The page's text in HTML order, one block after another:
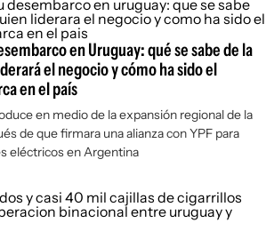
en Uruguay: qué se sabe de la
el negocio y cómo ha sido el
en el país
en medio de la expansión regional de la
de que firmara una alianza con YPF para
eléctricos en Argentina